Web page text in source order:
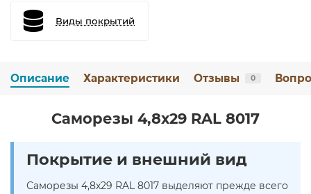
Виды покрытий
Описание Характеристики Отзывы 0
Саморезы 4,8х29 RAL 8017
Покрытие и внешний вид
Саморезы 4,8х29 RAL 8017 выделяют прежде всего